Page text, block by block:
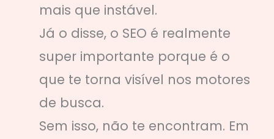
mais que instável.
Já o disse, o SEO é realmente
super importante porque é o
que te torna visível nos motores
de busca.
Sem isso, não te encontram. Em